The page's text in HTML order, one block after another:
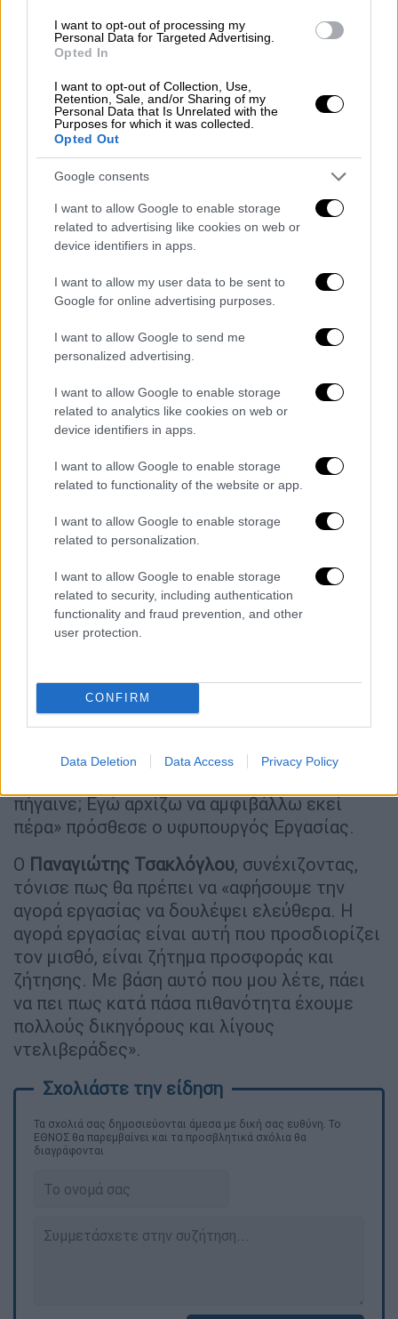
I want to opt-out of processing my
Personal Data for Targeted Advertising.
Opted In
I want to opt-out of Collection, Use,
Retention, Sale, and/or Sharing of my
Personal Data that Is Unrelated with the
Purposes for which it was collected.
Opted Out
Google consents
I want to allow Google to enable storage
related to advertising like cookies on web or
device identifiers in apps.
I want to allow my user data to be sent to
Google for online advertising purposes.
I want to allow Google to send me
personalized advertising.
I want to allow Google to enable storage
related to analytics like cookies on web or
device identifiers in apps.
I want to allow Google to enable storage
related to functionality of the website or app.
I want to allow Google to enable storage
related to personalization.
I want to allow Google to enable storage
related to security, including authentication
functionality and fraud prevention, and other
user protection.
CONFIRM
Data Deletion Data Access Privacy Policy
ζητήσω συγνώμη.Σε καμία περίπτωση δεν
είχα πρόθεση να προσβάλω τους δικηγόρους
διαδρομή πορεύομαι με βαθειά εκτίμηση
προς όλες τις επαγγελματικές ομάδες. Το
θέμα της φοροδιαφυγής είναι ζήτημα
πρωτίστως κοινωνικής δικαιοσύνης.
λανθασμένη έκφραση δεν πρέπει να
οδηγήσει στο να αναιρέσει την ουσία της
συζήτησης».
Τι προηγήθηκε
Ο υφυπουργός Εργασίας, Παναγιώτης
Τσακλόγλου κατά τη διάρκεια παρουσίας του
στο Action24, σχολίασε το πώς το νέο
ασφαλιστικό νομοσχέδιο θα επηρεάσει
τουςελεύθερους επαγγελματίες, όπως τους
δικηγόρους.
Πιο συγκεκριμένα, όταν ο παρουσιαστής της
εκπομπής «Πρωινή Ζώνη», Γιώργος
Κακούσης, του είπε πως «έχω φίλο δικηγόρο
που δουλεύει σε δικηγόρικο γραφείο και
που παίρνει 1.400 ευρώ», ο Παναγιώτης
Τσακλόγλου τού απάντησε «γιατί δεν πάει ο
φίλος σας, ο δικηγόρος να δουλέψει
«Για να το πω λίγο διαφορετικά. Προφανώς ο
δικηγόρος συνεκτιμά και τις σπουδές του,
το βιοτικό επίπεδο που έχει γίνει, τις
συνθήκες εργασίας και ούτω καθεξής. Εάν
πήγαινε; Εγώ αρχίζω να αμφιβάλλω εκεί
πέρα» πρόσθεσε ο υφυπουργός Εργασίας.
Ο Παναγιώτης Τσακλόγλου, συνέχιζοντας,
τόνισε πως θα πρέπει να «αφήσουμε την
αγορά εργασίας να δουλέψει ελεύθερα. Η
αγορά εργασίας είναι αυτή που προσδιορίζει
τον μισθό, είναι ζήτημα προσφοράς και
ζήτησης. Με βάση αυτό που μου λέτε, πάει
να πει πως κατά πάσα πιθανότητα έχουμε
πολλούς δικηγόρους και λίγους
ντελιβεράδες».
Τα σχολιά σας δημοσιεύονται άμεσα με δική σας ευθύνη. Το
ΕΘΝΟΣ θα παρεμβαίνει και τα προσβλητικά σχόλια θα
διαγράφονται